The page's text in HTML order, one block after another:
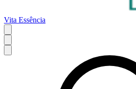
Vita Essência